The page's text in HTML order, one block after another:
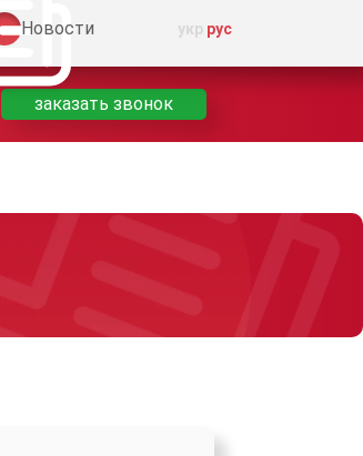
Новости укр рус
заказать звонок